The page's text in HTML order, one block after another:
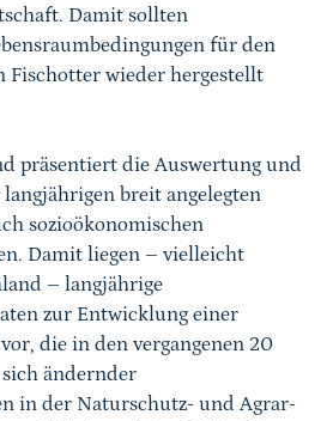
Damit sollten
für den
Fischotter wieder hergestellt
präsentiert die Auswertung und
breit angelegten
sozioökonomischen
Damit liegen – vielleicht
– langjährige
zur Entwicklung einer
die in den vergangenen 20
ändernder
in der Naturschutz- und Agrar-